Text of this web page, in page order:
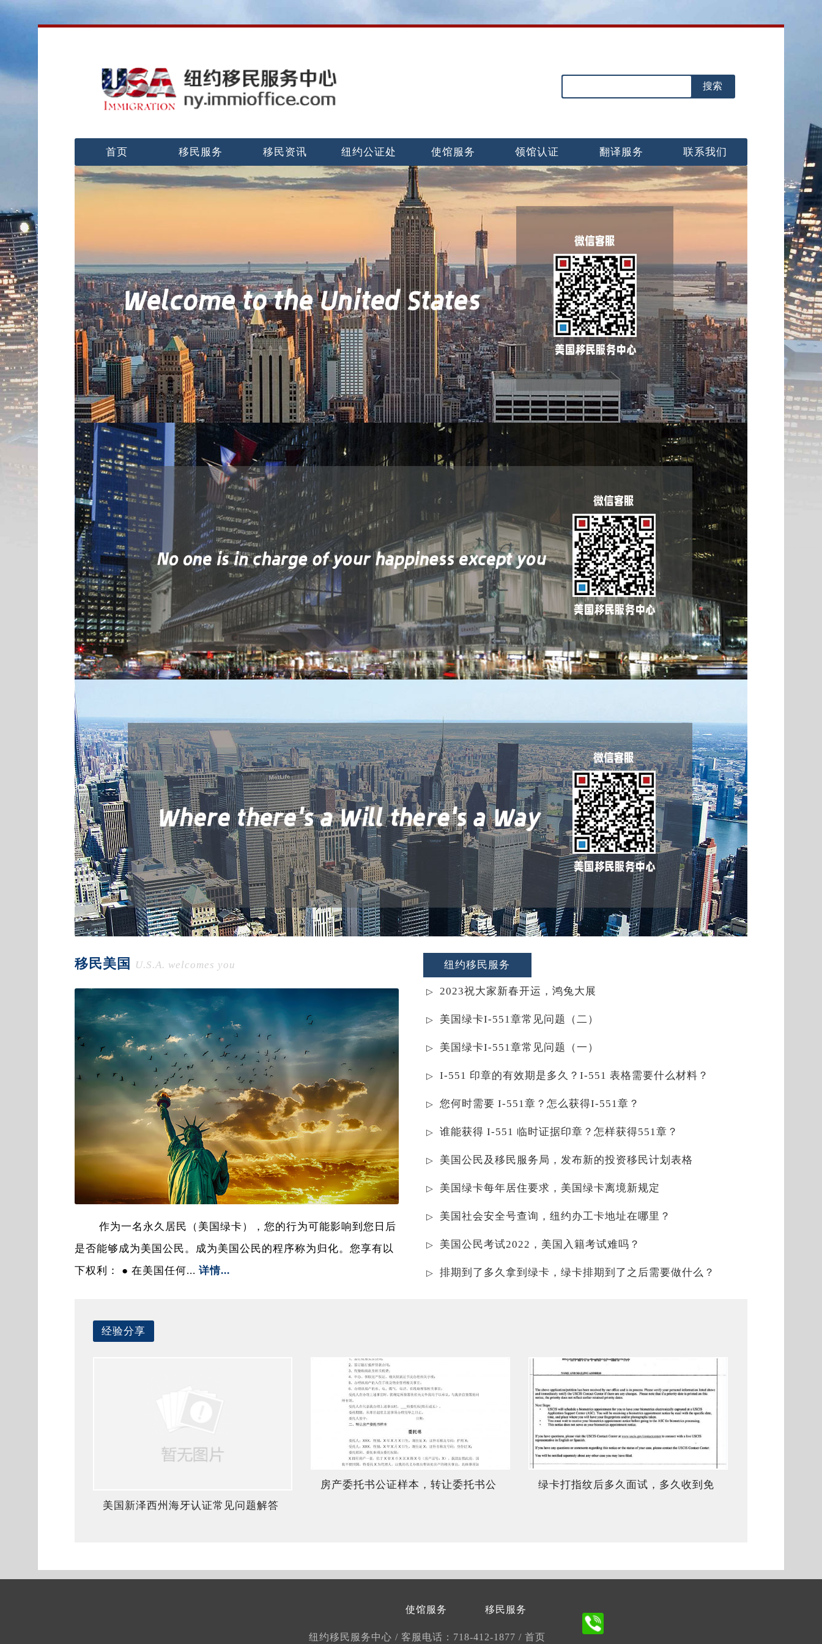
首页 移民服务 移民资讯 纽约公证处 使馆服务 领馆认证 翻译服务 联系我们
移民美国 U.S.A. welcomes you
作为一名永久居民（美国绿卡），您的行为可能影响到您日后
是否能够成为美国公民。成为美国公民的程序称为归化。您享有以
下权利： ● 在美国任何... 详情...
纽约移民服务
2023祝大家新春开运，鸿兔大展
美国绿卡I-551章常见问题（二）
美国绿卡I-551章常见问题（一）
I-551 印章的有效期是多久？I-551 表格需要什么材料？
您何时需要 I-551章？怎么获得I-551章？
谁能获得 I-551 临时证据印章？怎样获得551章？
美国公民及移民服务局，发布新的投资移民计划表格
美国绿卡每年居住要求，美国绿卡离境新规定
美国社会安全号查询，纽约办工卡地址在哪里？
美国公民考试2022，美国入籍考试难吗？
排期到了多久拿到绿卡，绿卡排期到了之后需要做什么？
经验分享
美国新泽西州海牙认证常见问题解答
房产委托书公证样本，转让委托书公 绿卡打指纹后多久面试，多久收到免
移民服务
使馆服务
纽约移民服务中心 / 客服电话：718-412-1877 / 首页